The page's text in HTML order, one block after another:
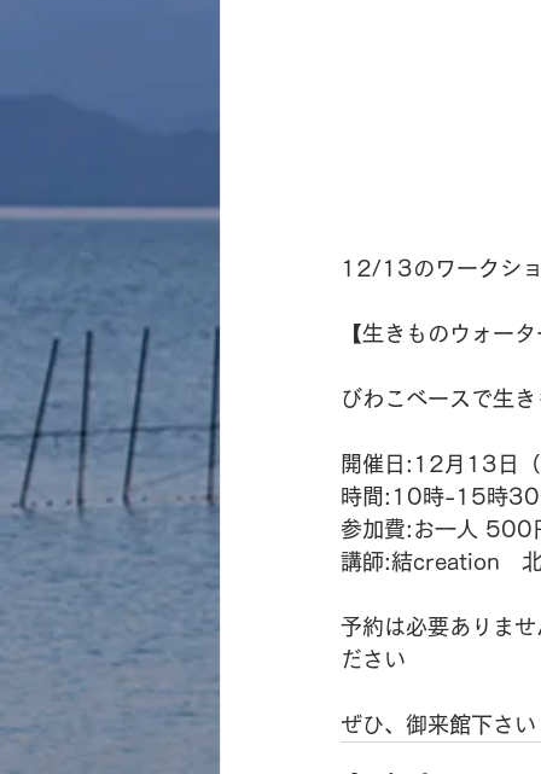
12/13のワークシ
【生きものウォー
びわこベースで生
開催日:12月13日
時間:10時-15時30
参加費:お一人 500
講師:結creation　
予約は必要ありま
ださい
ぜひ、御来館下さい